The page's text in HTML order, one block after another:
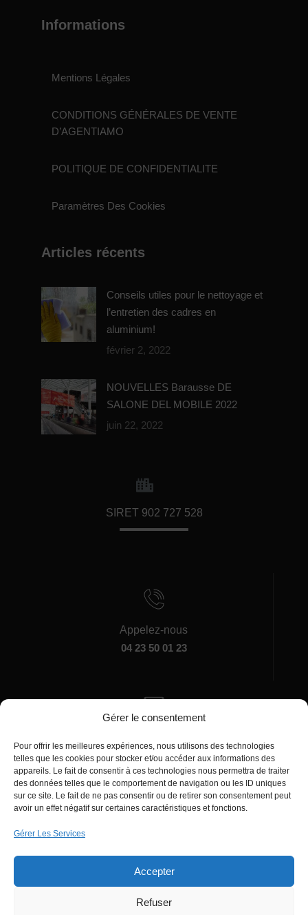
Gérer le consentement
Pour offrir les meilleures expériences, nous utilisons des technologies
telles que les cookies pour stocker et/ou accéder aux informations des
appareils. Le fait de consentir à ces technologies nous permettra de traiter
des données telles que le comportement de navigation ou les ID uniques
sur ce site. Le fait de ne pas consentir ou de retirer son consentement peut
avoir un effet négatif sur certaines caractéristiques et fonctions.
Gérer Les Services
Accepter
Refuser
Informations
Mentions Légales
CONDITIONS GÉNÉRALES DE VENTE
D’AGENTIAMO
POLITIQUE DE CONFIDENTIALITE
Paramètres Des Cookies
Articles récents
Conseils utiles pour le nettoyage et
l’entretien des cadres en
aluminium!
février 2, 2022
NOUVELLES Barausse DE
SALONE DEL MOBILE 2022
juin 22, 2022
SIRET 902 727 528
Appelez-nous
04 23 50 01 23
manager@agentiamo.com